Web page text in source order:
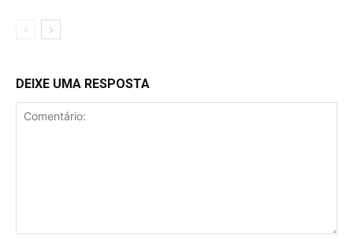
DEIXE UMA RESPOSTA